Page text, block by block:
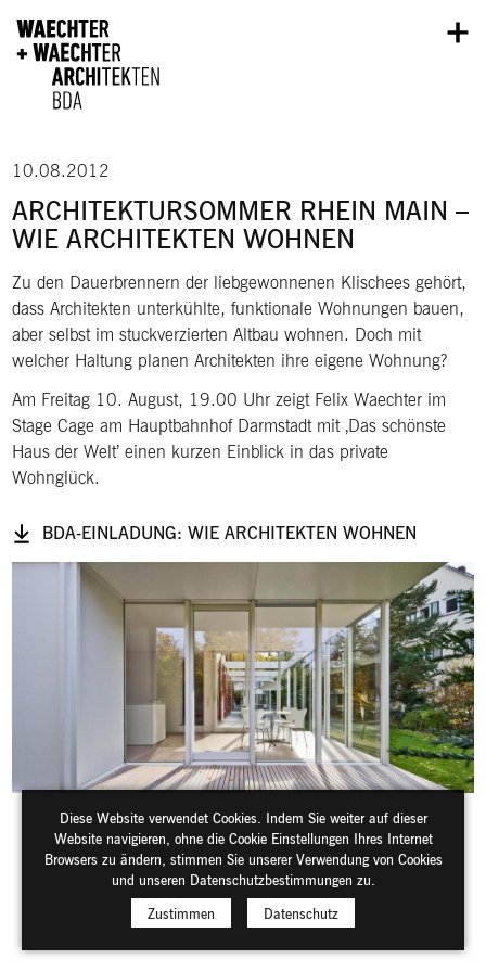
10.08.2012
ARCHITEKTURSOMMER RHEIN MAIN –
WIE ARCHITEKTEN WOHNEN
Zu den Dauerbrennern der liebgewonnenen Klischees gehört,
dass Architekten unterkühlte, funktionale Wohnungen bauen,
aber selbst im stuckverzierten Altbau wohnen. Doch mit
welcher Haltung planen Architekten ihre eigene Wohnung?
Am Freitag 10. August, 19.00 Uhr zeigt Felix Waechter im
Stage Cage am Hauptbahnhof Darmstadt mit ‚Das schönste
Haus der Welt’ einen kurzen Einblick in das private
Wohnglück.
BDA-EINLADUNG: WIE ARCHITEKTEN WOHNEN
Diese Website verwendet Cookies. Indem Sie weiter auf dieser
Website navigieren, ohne die Cookie Einstellungen Ihres Internet
Browsers zu ändern, stimmen Sie unserer Verwendung von Cookies
und unseren Datenschutzbestimmungen zu.
Zustimmen
Datenschutz